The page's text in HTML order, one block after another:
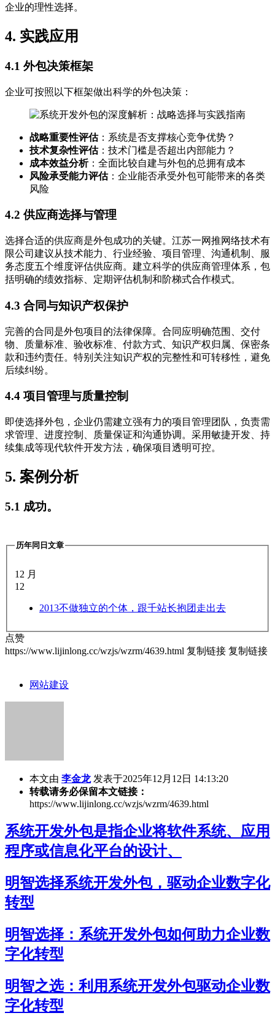
企业的理性选择。
4. 实践应用
4.1 外包决策框架
企业可按照以下框架做出科学的外包决策：
战略重要性评估：系统是否支撑核心竞争优势？
技术复杂性评估：技术门槛是否超出内部能力？
成本效益分析：全面比较自建与外包的总拥有成本
风险承受能力评估：企业能否承受外包可能带来的各类
风险
4.2 供应商选择与管理
选择合适的供应商是外包成功的关键。江苏一网推网络技术有
限公司建议从技术能力、行业经验、项目管理、沟通机制、服
务态度五个维度评估供应商。建立科学的供应商管理体系，包
括明确的绩效指标、定期评估机制和阶梯式合作模式。
4.3 合同与知识产权保护
完善的合同是外包项目的法律保障。合同应明确范围、交付
物、质量标准、验收标准、付款方式、知识产权归属、保密条
款和违约责任。特别关注知识产权的完整性和可转移性，避免
后续纠纷。
4.4 项目管理与质量控制
即使选择外包，企业仍需建立强有力的项目管理团队，负责需
求管理、进度控制、质量保证和沟通协调。采用敏捷开发、持
续集成等现代软件开发方法，确保项目透明可控。
5. 案例分析
5.1 成功。
历年同日文章
12 月
12
2013不做独立的个体，跟千站长抱团走出去
点赞
https://www.lijinlong.cc/wzjs/wzrm/4639.html 复制链接 复制链接
网站建设
本文由 李金龙 发表于2025年12月12日 14:13:20
转载请务必保留本文链接：
https://www.lijinlong.cc/wzjs/wzrm/4639.html
系统开发外包是指企业将软件系统、应用
程序或信息化平台的设计、
明智选择系统开发外包，驱动企业数字化
转型
明智选择：系统开发外包如何助力企业数
字化转型
明智之选：利用系统开发外包驱动企业数
字化转型